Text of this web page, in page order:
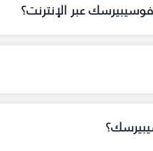
عبر الإنترنت؟